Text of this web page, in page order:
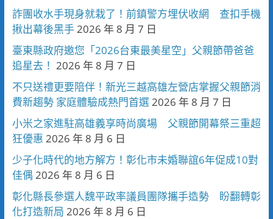
詐團收水手現身就栽了！前鎮警方埋伏收網 查扣手機
揪出幕後黑手 2026 年 8 月 7 日
臺東縣政府邀您「2026台東最美星空」父親節帶爸爸
追星去！ 2026 年 8 月 7 日
不只送禮更要陪伴！新光三越高雄左營店掌握父親節消
費新趨勢 家庭體驗成熱門首選 2026 年 8 月 7 日
小米之家進駐高雄義享時尚廣場 父親節開幕祭三重超
狂優惠 2026 年 8 月 6 日
少子化時代的地方解方！彰化市未婚聯誼6年促成10對
佳偶 2026 年 8 月 6 日
彰化縣長參選人魏平政率議員團隊攜手造勢 盼翻轉彰
化打造新局 2026 年 8 月 6 日